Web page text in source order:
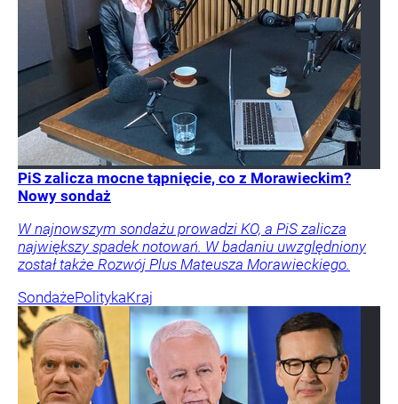
PiS zalicza mocne tąpnięcie, co z Morawieckim?
Nowy sondaż
W najnowszym sondażu prowadzi KO, a PiS zalicza
największy spadek notowań. W badaniu uwzględniony
został także Rozwój Plus Mateusza Morawieckiego.
SondażePolitykaKraj